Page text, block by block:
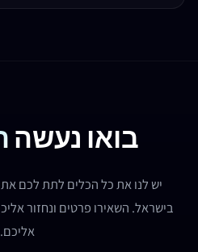
בואו נעשה
יש לנו את כל הכלים לתת לכם
בישראל. השאירו פרטים ונחזור
אליכם.